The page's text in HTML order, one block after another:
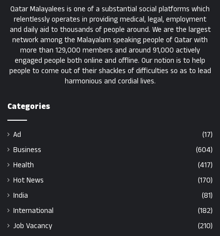
Qatar Malayalees is one of a substantial social platforms which
relentlessly operates in providing medical, legal, employment
and daily aid to thousands of people around. We are the largest
network among the Malayalam speaking people of Qatar with
more than 129,000 members and around 91,000 actively
engaged people both online and offline. Our notion is to help
people to come out of their shackles of difficulties so as to lead
harmonious and cordial lives.
Categories
Ad
(17)
Business
(604)
Health
(417)
Hot News
(170)
India
(81)
International
(182)
Job Vacancy
(210)